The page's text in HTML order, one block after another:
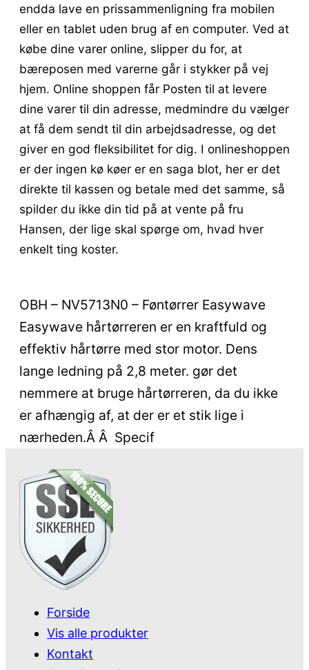
endda lave en prissammenligning fra mobilen
eller en tablet uden brug af en computer. Ved at
købe dine varer online, slipper du for, at
bæreposen med varerne går i stykker på vej
hjem. Online shoppen får Posten til at levere
dine varer til din adresse, medmindre du vælger
at få dem sendt til din arbejdsadresse, og det
giver en god fleksibilitet for dig. I onlineshoppen
er der ingen kø køer er en saga blot, her er det
direkte til kassen og betale med det samme, så
spilder du ikke din tid på at vente på fru
Hansen, der lige skal spørge om, hvad hver
enkelt ting koster.
OBH – NV5713N0 – Føntørrer Easywave
Easywave hårtørreren er en kraftfuld og
effektiv hårtørre med stor motor. Dens
lange ledning på 2,8 meter. gør det
nemmere at bruge hårtørreren, da du ikke
er afhængig af, at der er et stik lige i
nærheden.Â Â Specif
Forside
Vis alle produkter
Kontakt